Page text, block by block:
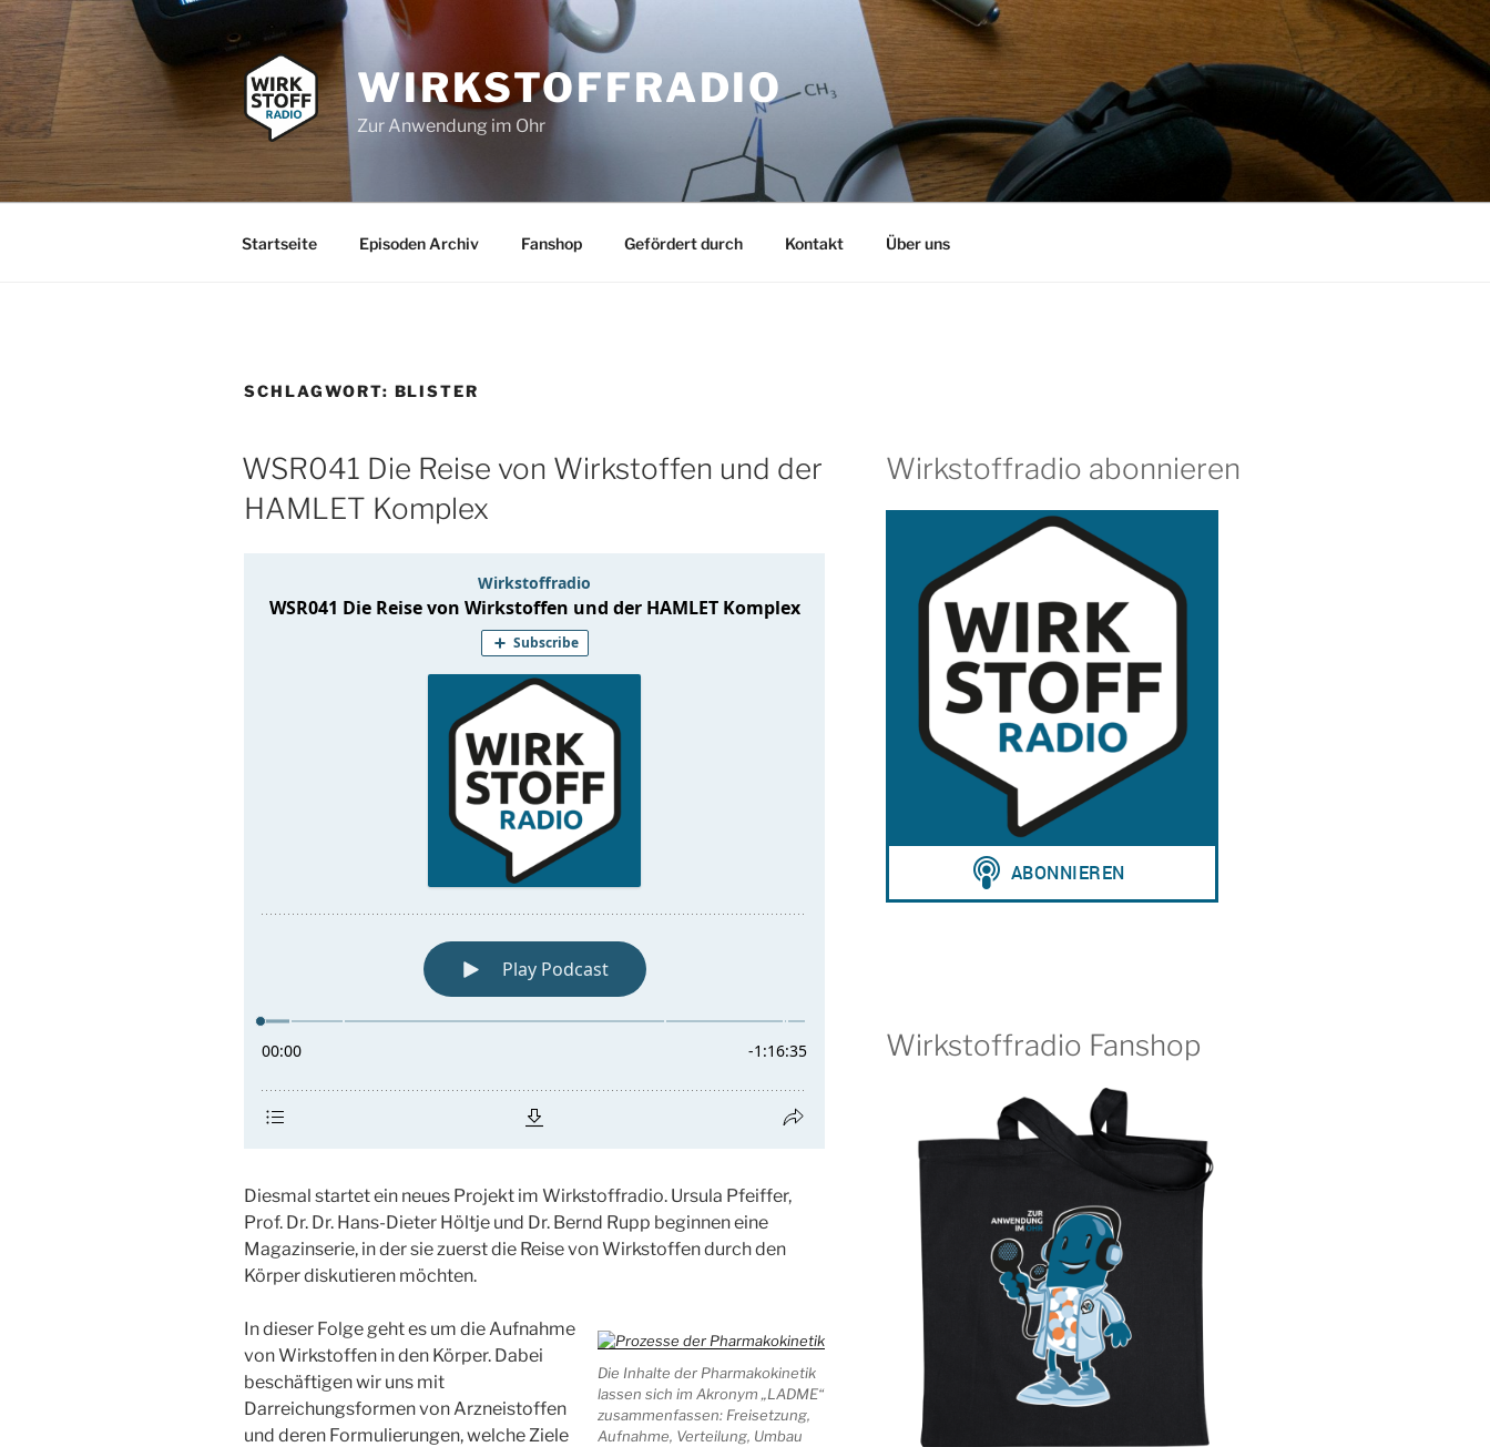
Zum
Inhalt
springen
WIRKSTOFFRADIO
Zur Anwendung im Ohr
Startseite Episoden Archiv Fanshop Gefördert durch Kontakt Über uns
SCHLAGWORT: BLISTER
WSR041 Die Reise von Wirkstoffen und der
HAMLET Komplex
Diesmal startet ein neues Projekt im Wirkstoffradio. Ursula Pfeiffer,
Prof. Dr. Dr. Hans-Dieter Höltje und Dr. Bernd Rupp beginnen eine
Magazinserie, in der sie zuerst die Reise von Wirkstoffen durch den
Körper diskutieren möchten.
Die Inhalte der Pharmakokinetik
lassen sich im Akronym „LADME“
zusammenfassen: Freisetzung,
Aufnahme, Verteilung, Umbau
In dieser Folge geht es um die Aufnahme
von Wirkstoffen in den Körper. Dabei
beschäftigen wir uns mit
Darreichungsformen von Arzneistoffen
und deren Formulierungen, welche Ziele
Wirkstoffradio abonnieren
Wirkstoffradio Fanshop